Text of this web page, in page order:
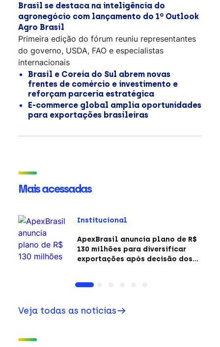
Brasil se destaca na inteligência do
agronegócio com lançamento do 1º Outlook
Agro Brasil
Primeira edição do fórum reuniu representantes
do governo, USDA, FAO e especialistas
internacionais
Brasil e Coreia do Sul abrem novas
frentes de comércio e investimento e
reforçam parceria estratégica
E-commerce global amplia oportunidades
para exportações brasileiras
Mais acessadas
Institucional
ApexBrasil anuncia plano de R$
130 milhões para diversificar
exportações após decisão dos
Veja todas as notícias